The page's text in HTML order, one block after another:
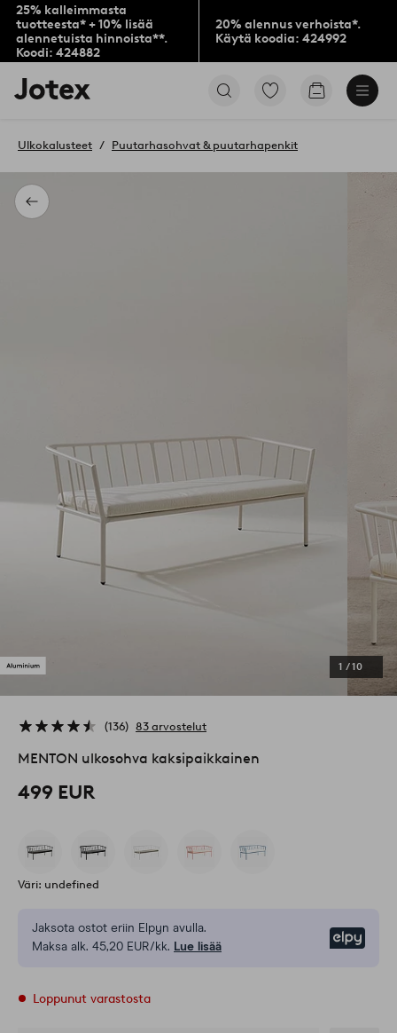
25% kalleimmasta
tuotteesta* + 10% lisää
alennetuista hinnoista**.
Koodi: 424882
20% alennus verhoista*.
Käytä koodia: 424992
Jotex-
logo
aloitussivulle
Siirry
Siirry
Takaisin
Ulkokalusteet Puutarhasohvat & puutarhapenkit
1 /10
136 83 arvostelut
MENTON ulkosohva kaksipaikkainen
499 EUR
Väri: undefined
Jaksota ostot eriin Elpyn avulla.
Maksa alk. 45,20 EUR/kk. Lue lisää
Loppunut varastosta